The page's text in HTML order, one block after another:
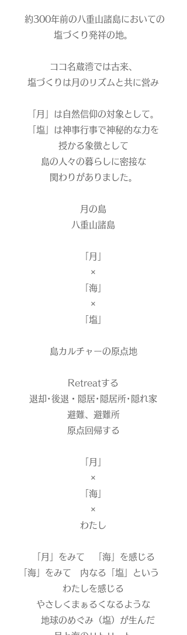
約300年前の八重山諸島においての
塩づくり発祥の地。
ココ名蔵湾では古来、
塩づくりは月のリズムと共に営み
「月」は自然信仰の対象として。
「塩」は神事行事で神秘的な力を
授かる象徴として
島の人々の暮らしに密接な
関わりがありました。
月の島
八重山諸島
「月」
×
「海」
×
「塩」
島カルチャーの原点地
Retreatする
退却･後退・ 隠居･ 隠居所･隠れ家
避難、避難所
原点回帰する
「月」
×
「海」
​×
わたし
「月」をみて 「海」を感じる
「海」をみて 内なる「塩」という
わたしを感じる
やさしくまぁるくなるような
地球のめぐみ （塩）が生んだ